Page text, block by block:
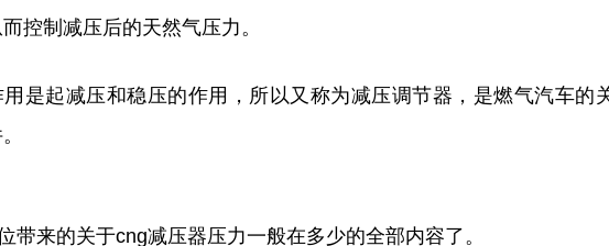
控制减压后的天然气压力。
用是起减压和稳压的作用，所以又称为减压调节器，是燃气汽车的
带来的关于cng减压器压力一般在多少的全部内容了。